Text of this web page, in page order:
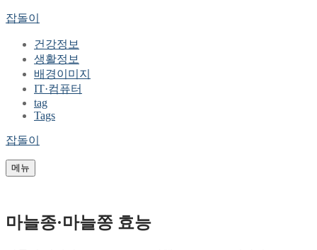
콘
메
닫
잡돌이
건강정보
생활정보
배경이미지
IT·컴퓨터
tag
Tags
잡돌이
메뉴
마늘종·마늘쫑 효능